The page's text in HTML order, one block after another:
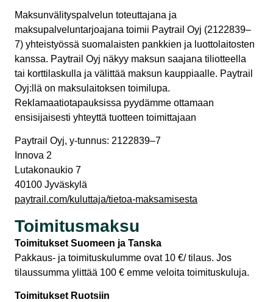
Maksunvälityspalvelun toteuttajana ja
maksupalveluntarjoajana toimii Paytrail Oyj (2122839–
7) yhteistyössä suomalaisten pankkien ja luottolaitosten
kanssa. Paytrail Oyj näkyy maksun saajana tiliotteella
tai korttilaskulla ja välittää maksun kauppiaalle. Paytrail
Oyj:llä on maksulaitoksen toimilupa.
Reklamaatiotapauksissa pyydämme ottamaan
ensisijaisesti yhteyttä tuotteen toimittajaan
Paytrail Oyj, y-tunnus: 2122839–7
Innova 2
Lutakonaukio 7
40100 Jyväskylä
paytrail.com/kuluttaja/tietoa-maksamisesta
Toimitusmaksu
Toimitukset Suomeen ja Tanska
Pakkaus- ja toimituskulumme ovat 10 €/ tilaus. Jos
tilaussumma ylittää 100 € emme veloita toimituskuluja.
Toimitukset Ruotsiin